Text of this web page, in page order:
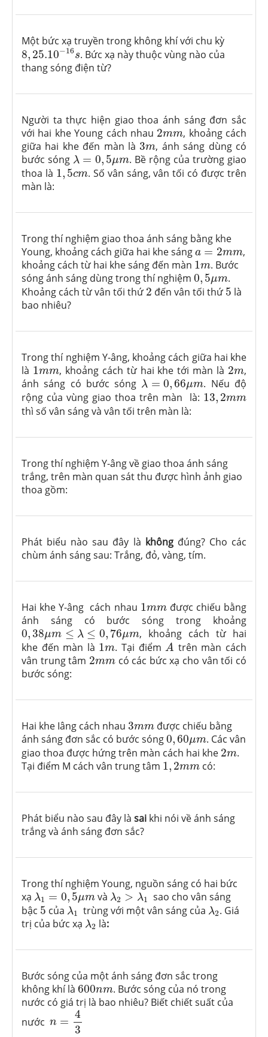
Một bức xạ truyền trong không khí với chu kỳ
8, 25.10−16s
8,25.10−16s
. Bức xạ này thuộc vùng nào của
thang sóng điện từ?
Người ta thực hiện giao thoa ánh sáng đơn sắc
với hai khe Young cách nhau 2mm
2mm, khoảng cách
giữa hai khe đến màn là3m
3m, ánh sáng dùng có
bước sóng λ = 0, 5μm
λ =0,5 μm
. Bề rộng của trường giao
thoa là 1, 5cm
1 ,5cm. Số vân sáng, vân tối có được trên
màn là:
Trong thí nghiệm giao thoa ánh sáng bằng khe
Young, khoảng cách giữa hai khe sáng a = 2mm
a=2mm ,
khoảng cách từ hai khe sáng đến màn 1m
1m. Bước
sóng ánh sáng dùng trong thí nghiệm 0, 5μm
0,5μm.
Khoảng cách từ vân tối thứ 2
2 đến vân tối thứ 5
5 là
bao nhiêu?
Trong thí nghiệm Y-âng, khoảng cách giữa hai khe
là 1mm
1mm, khoảng cách từ hai khe tới màn là 2m
2m,
ánh sáng có bước sóng λ = 0, 66μm
λ=0,66μm
. Nếu độ
rộng của vùng giao thoa trên màn là: 13, 2mm
13 2mm
thì số vân sáng và vân tối trên màn là:
Trong thí nghiệm Y-âng về giao thoa ánh sáng
trắng, trên màn quan sát thu được hình ảnh giao
thoa gồm:
Phát biểu nào sau đây là khôngđúng? Cho các
chùm ánh sáng sau: Trắng, đỏ, vàng, tím.
Hai khe Y-âng cách nhau 1mm
1mmđược chiếu bằng
ánh sáng có bước sóng trong khoảng
0,38μm ≤ λ ≤ 0, 76μm
0,38μm≤λ ≤0,76μm
, khoảng cách từ hai
khe đến màn là 1m
1m. Tại điểmA
A trên màn cách
vân trung tâm 2mm
2mmcó các bức xạ cho vân tối có
bước sóng:
Hai khe Iâng cách nhau 3mm
3mm được chiếu bằng
ánh sáng đơn sắc có bước sóng0,60μm
0,60μm. Các vân
giao thoa được hứng trên màn cách hai khe 2m
2m.
Tại điểm M cách vân trung tâm 1, 2mm
1,2mm có:
Phát biểu nào sau đây là sai khi nói về ánh sáng
trắng và ánh sáng đơn sắc?
Trong thí nghiệm Young, nguồn sáng có hai bức
xạ λ1 = 0, 5μm
λ1=0,5μm và λ2 > λ1
λ2>λ 1
sao cho vân sáng
bậc 5
5 của λ1
λ1 trùng với một vân sáng của λ2
λ2. Giá
trị của bức xạ λ2
λ2 là:
Bước sóng của một ánh sáng đơn sắc trong
không khí là 600nm
600nm. Bước sóng của nó trong
nước có giá trị là bao nhiêu? Biết chiết suất của
nước n =
4
3
n=43